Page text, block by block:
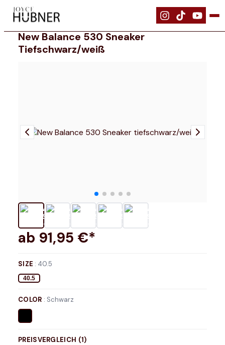
| Schuhe | New Balance 530 Sneaker tiefschwarz/weiß
New Balance 530 Sneaker
Tiefschwarz/weiß
ab 91,95 €*
SIZE : 40.5
40.5
COLOR : Schwarz
PREISVERGLEICH (1)